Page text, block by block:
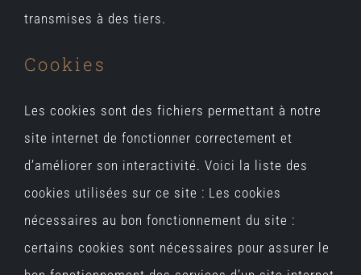
transmises à des tiers.
Cookies
Les cookies sont des fichiers permettant à notre
site internet de fonctionner correctement et
d’améliorer son interactivité. Voici la liste des
cookies utilisées sur ce site : Les cookies
nécessaires au bon fonctionnement du site :
certains cookies sont nécessaires pour assurer le